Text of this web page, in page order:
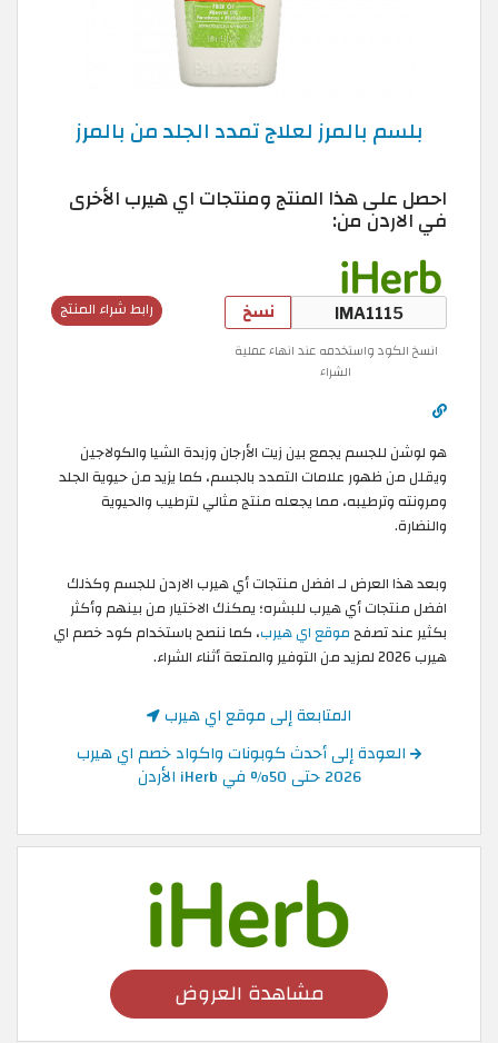
بلسم بالمرز لعلاج تمدد الجلد من بالمرز
احصل على هذا المنتج ومنتجات اي هيرب الأخرى
في الاردن من:
رابط شراء المنتج نسخ
انسخ الكود واستخدمه عند انهاء عملية
الشراء
هو لوشن للجسم يجمع بين زيت الأرجان وزبدة الشيا والكولاجين
ويقلل من ظهور علامات التمدد بالجسم، كما يزيد من حيوية الجلد
ومرونته وترطيبه، مما يجعله منتج مثالي لترطيب والحيوية
والنضارة.
وبعد هذا العرض لـ افضل منتجات أي هيرب الاردن للجسم وكذلك
افضل منتجات أي هيرب للبشره؛ يمكنك الاختيار من بينهم وأكثر
بكثير عند تصفح موقع اي هيرب، كما ننصح باستخدام كود خصم اي
هيرب 2026 لمزيد من التوفير والمتعة أثناء الشراء.
المتابعة إلى موقع اي هيرب
العودة إلى أحدث كوبونات واكواد خصم اي هيرب
2026 حتى 50% في iHerb الأردن
مشاهدة العروض